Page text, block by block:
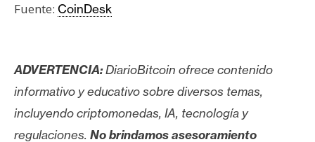
A
A
n
á
l
i
Fuente: CoinDesk
ADVERTENCIA:DiarioBitcoin ofrece contenido
informativo y educativo sobre diversos temas,
incluyendo criptomonedas, IA, tecnología y
regulaciones. No brindamos asesoramiento